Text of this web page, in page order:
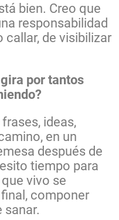
bien. Creo que
responsabilidad
callar, de visibilizar
por tantos
ideas,
en un
después de
tiempo para
vivo se
componer
sanar.